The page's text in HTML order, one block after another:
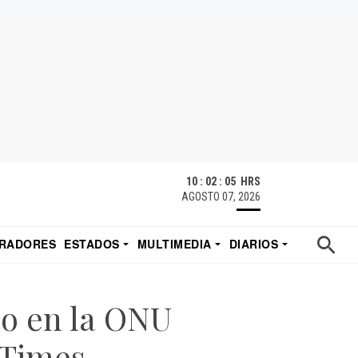
10 : 02 : 05 HRS
AGOSTO 07, 2026
ESTADOS MULTIMEDIA
DIARIOS
en la ONU